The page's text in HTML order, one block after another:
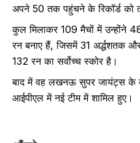
अपने 50 तक पहुंचने के रिकॉर्ड को
कुल मिलाकर 109 मैचों में उन्होंने
रन बनाए हैं, जिसमें 31 अर्द्धशतक
132 रन का सर्वोच्च स्कोर है।
बाद में वह लखनऊ सुपर जायंट्स के
आईपीएल में नई टीम में शामिल हुए।